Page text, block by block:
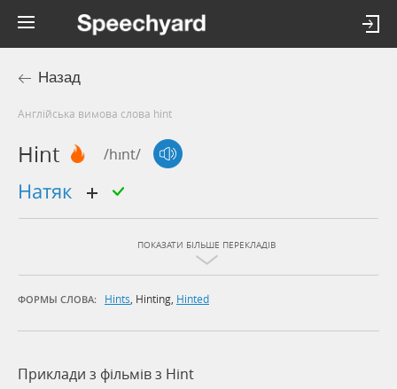
Назад
Англійська вимова слова hint
Hint /hɪnt/
натяк
ПОКАЗАТИ БІЛЬШЕ ПЕРЕКЛАДІВ
ФОРМЫ СЛОВА: Hints, Hinting, Hinted
Приклади з фільмів з Hint